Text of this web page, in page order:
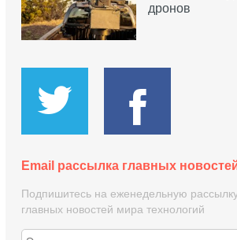
дронов
Email рассылка главных
Подпишитесь на еженедельную рассылку
главных новостей мира технологий